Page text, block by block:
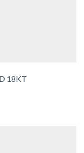
18KT